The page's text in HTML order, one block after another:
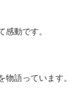
動です。
語っています。